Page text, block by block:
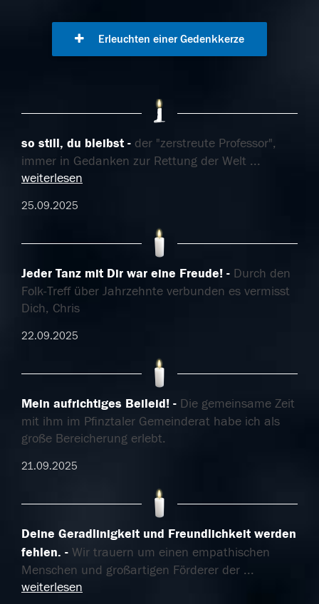
Erleuchten einer Gedenkkerze
so still, du bleibst
der "zerstreute Professor",
immer in Gedanken zur Rettung der Welt ...
weiterlesen
25.09.2025
Jeder Tanz mit Dir war eine Freude!
Durch den
Folk-Treff über Jahrzehnte verbunden es vermisst
Dich, Chris
22.09.2025
Mein aufrichtiges Beileid!
Die gemeinsame Zeit
mit ihm im Pfinztaler Gemeinderat habe ich als
große Bereicherung erlebt.
21.09.2025
Deine Geradlinigkeit und Freundlichkeit werden
fehlen.
Wir trauern um einen empathischen
Menschen und großartigen Förderer der ...
weiterlesen